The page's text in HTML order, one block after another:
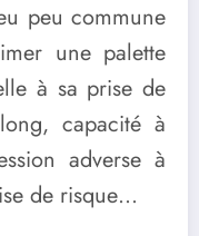
peu commune
une palette
à sa prise de
capacité à
adverse à
de risque…